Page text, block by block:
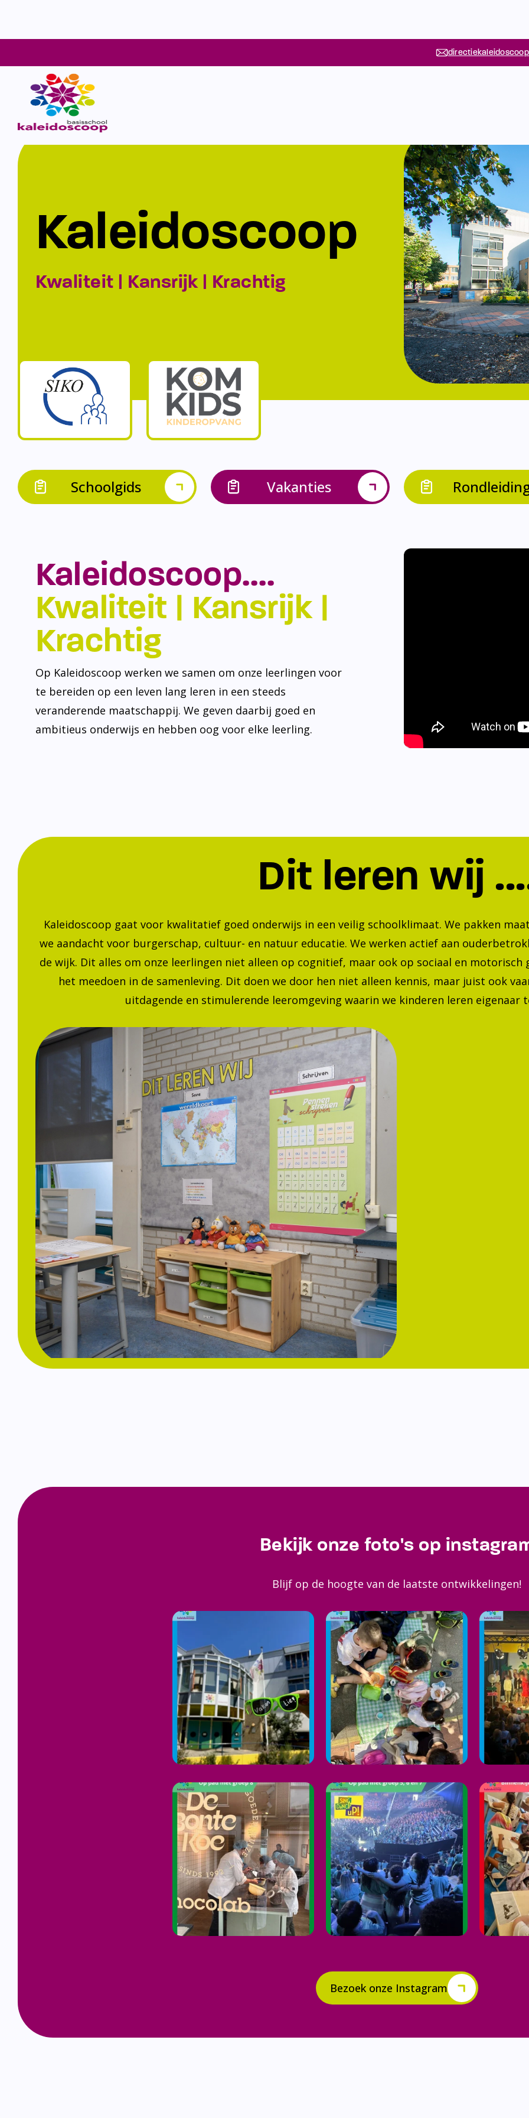
Kaleidoscoop
Kwaliteit | Kansrijk | Krachtig
Schoolgids Vakanties
Kaleidoscoop….
Kwaliteit | Kansrijk |
Krachtig
Op Kaleidoscoop werken we samen om onze leerlingen voor
te bereiden op een leven lang leren in een steeds
veranderende maatschappij. We geven daarbij goed en
ambitieus onderwijs en hebben oog voor elke leerling.
Dit leren wij
Kaleidoscoop gaat voor kwalitatief goed onderwijs in een veilig schoolklimaat. We pakken
we aandacht voor burgerschap, cultuur- en natuur educatie. We werken actief aan
de wijk. Dit alles om onze leerlingen niet alleen op cognitief, maar ook op sociaal en
het meedoen in de samenleving. Dit doen we door hen niet alleen kennis, maar juist ook
uitdagende en stimulerende leeromgeving waarin we kinderen leren eigenaar
Bekijk onze foto's op
Blijf op de hoogte van de laatste ontwikkelingen!
Bezoek onze Instagram